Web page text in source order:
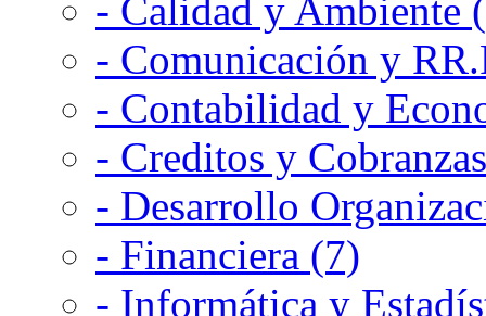
- Calidad y Ambiente
- Comunicación y
- Contabilidad y
- Creditos y
- Desarrollo
- Financiera (7)
- Informática y